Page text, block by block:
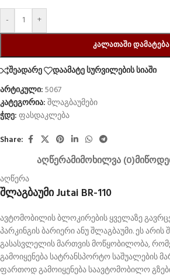
- +
ᲙᲐᲚᲐᲗᲐᲨᲘ ᲓᲐᲛᲐᲢᲔᲑᲐ
შეადარე
დაამატე სურვილების სიაში
არტიკული:5067
კატეგორია:შლაგბაუმები
ჭდე:ფასდაკლება
Share:
ᲐᲦᲬᲔᲠᲐᲛᲘᲛᲝᲮᲘᲚᲕᲐ (0)
აღწერა
შლაგბაუმი Jutai BR-110
ავტომობილის ბლოკირების ყველაზე
პარკინგის ბარიერი ანუ შლაგბაუმი. ეს
გასასვლელის მართვის მოწყობილობა,
გამოიყენება სატრანსპორტო საშუალების
ფართოდ გამოიყენება საავტომობილო